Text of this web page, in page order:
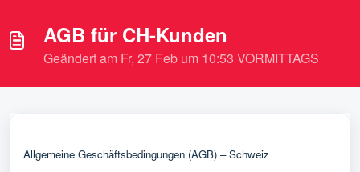
AGB für CH-Kunden
Geändert am Fr, 27 Feb um 10:53 VORMITTAGS
Allgemeine Geschäftsbedingungen (AGB) – Schweiz